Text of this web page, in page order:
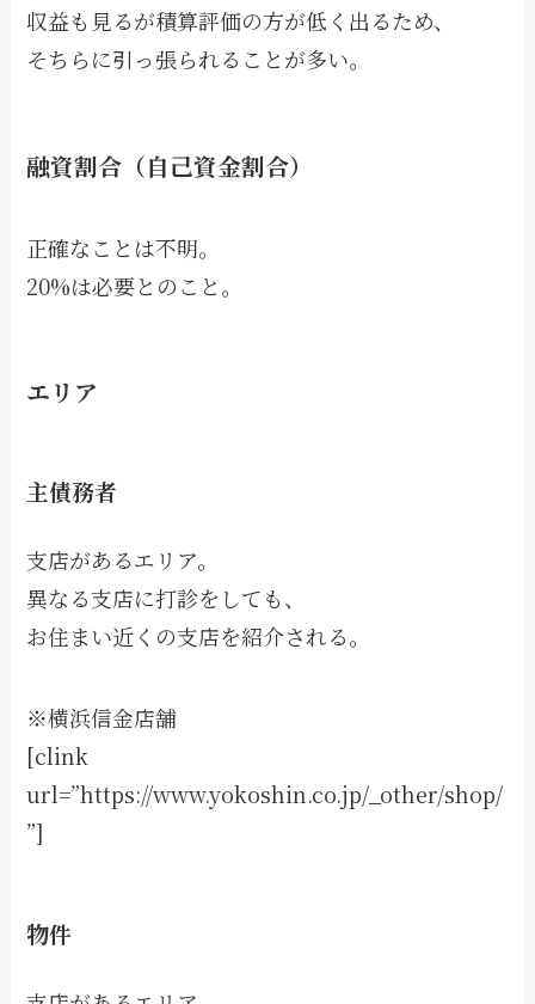
収益も見るが積算評価の方が低く出るため、
そちらに引っ張られることが多い。
融資割合（自己資金割合）
正確なことは不明。
20%は必要とのこと。
エリア
主債務者
支店があるエリア。
異なる支店に打診をしても、
お住まい近くの支店を紹介される。
※横浜信金店舗
[clink
url=”https://www.yokoshin.co.jp/_other/shop/
”]
物件